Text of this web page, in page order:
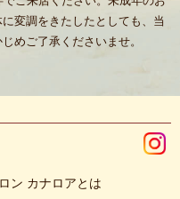
変調をきたしたとしても、当
めご了承くださいませ。
ン カナロアとは